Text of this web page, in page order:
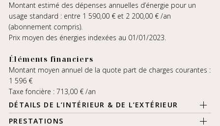
Montant estimé des dépenses annuelles d’énergie pour un
usage standard : entre 1 590,00 € et 2 200,00 € /an
(abonnement compris).
Prix moyen des énergies indexées au 01/01/2023.
Éléments financiers
Montant moyen annuel de la quote part de charges courantes :
1 596 €
Taxe foncière : 713,00 € /an
DÉTAILS DE L’INTÉRIEUR & DE L’EXTÉRIEUR
PRESTATIONS